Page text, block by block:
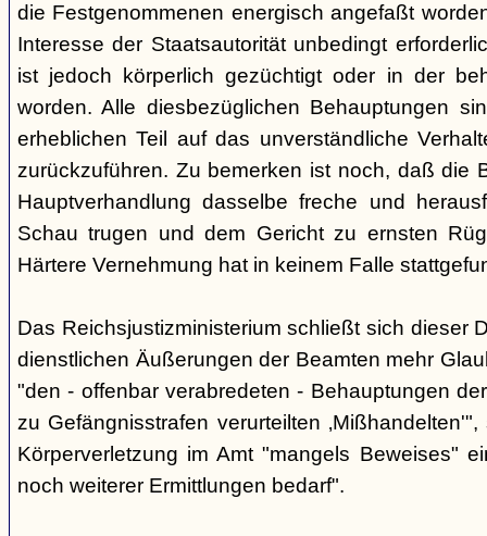
die Festgenommenen energisch angefaßt
Interesse der Staatsautorität unbedingt
ist jedoch körperlich gezüchtigt oder in der
worden. Alle diesbezüglichen Behauptungen
erheblichen Teil auf das unverständliche
zurückzuführen. Zu bemerken ist noch, daß die
Hauptverhandlung dasselbe freche und
Schau trugen und dem Gericht zu ernsten
Härtere Vernehmung hat in keinem Falle
Das Reichsjustizministerium schließt sich dieser
dienstlichen Äußerungen der Beamten mehr
"den - offenbar verabredeten - Behauptungen
zu Gefängnisstrafen verurteilten
Körperverletzung im Amt "mangels Beweises"
noch weiterer Ermittlungen bedarf".